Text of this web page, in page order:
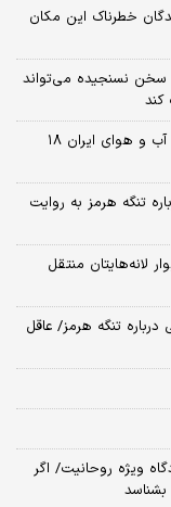
خطرناک این مکان
سخن نسنجیده می‌تواند
بارش باران و رعد و برق در این مناطق/ پیش بینی آب و هوای ایران ۱۸
تنگه هرمز به روایت
لانه‌هایتان منتقل
درباره تنگه هرمز/ عاقل
ویژه روحانیت/ اگر